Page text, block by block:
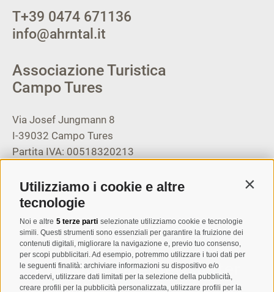
Utilizziamo i cookie e altre
tecnologie
Noi e altre 5 terze parti selezionate utilizziamo cookie e tecnologie
simili. Questi strumenti sono essenziali per garantire la fruizione dei
contenuti digitali, migliorare la navigazione e, previo tuo consenso,
per scopi pubblicitari. Ad esempio, potremmo utilizzare i tuoi dati per
le seguenti finalità: archiviare informazioni su dispositivo e/o
accedervi, utilizzare dati limitati per la selezione della pubblicità,
creare profili per la pubblicità personalizzata, utilizzare profili per la
T+39 0474 671136
info@ahrntal.it
Associazione Turistica
Campo Tures
Via Josef Jungmann 8
I-39032 Campo Tures
Partita IVA: 00518320213
T+39 0474 678076
info@taufers.com
Registrazione Newsletter